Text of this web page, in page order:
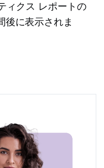
ィクス レポートの
後に表示されま